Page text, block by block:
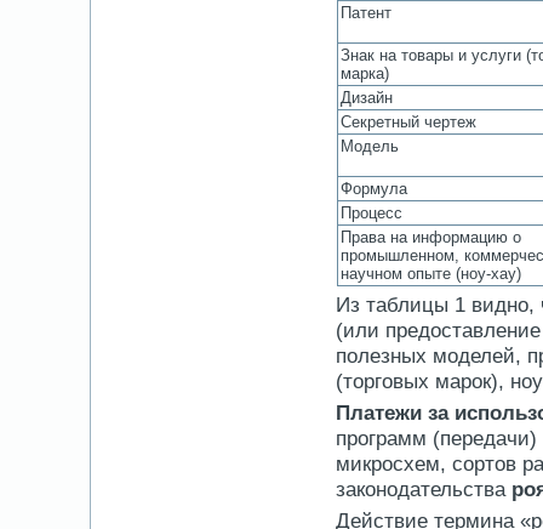
Патент
Знак на товары и услуги
марка)
Дизайн
Секретный чертеж
Модель
Формула
Процесс
Права на информацию о
промышленном,
научном опыте (ноу-хау)
Из таблицы 1 видно,
(или
полезных моделей,
(торговых марок),
Платежи за
программ
микросхем, сортов
законодательства
Действие термина